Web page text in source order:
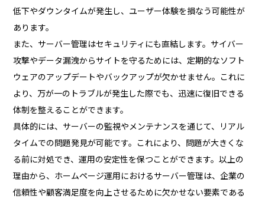
低下やダウンタイムが発生し、ユーザー体験を損なう可能性が
あります。
また、サーバー管理はセキュリティにも直結します。サイバー
攻撃やデータ漏洩からサイトを守るためには、定期的なソフト
ウェアのアップデートやバックアップが欠かせません。これに
より、万が一のトラブルが発生した際でも、迅速に復旧できる
体制を整えることができます。
具体的には、サーバーの監視やメンテナンスを通じて、リアル
タイムでの問題発見が可能です。これにより、問題が大きくな
る前に対処でき、運用の安定性を保つことができます。以上の
理由から、ホームページ運用におけるサーバー管理は、企業の
信頼性や顧客満足度を向上させるために欠かせない要素である